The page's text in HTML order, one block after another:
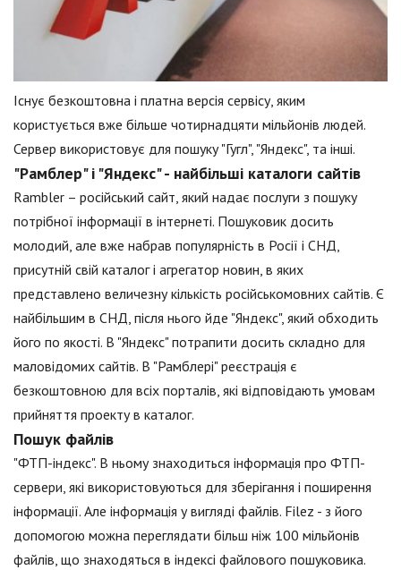
Існує безкоштовна і платна версія сервісу, яким
користується вже більше чотирнадцяти мільйонів людей.
Сервер використовує для пошуку "Гугл", "Яндекс", та інші.
"Рамблер" і "Яндекс" - найбільші каталоги сайтів
Rambler – російський сайт, який надає послуги з пошуку
потрібної інформації в інтернеті. Пошуковик досить
молодий, але вже набрав популярність в Росії і СНД,
присутній свій каталог і агрегатор новин, в яких
представлено величезну кількість російськомовних сайтів. Є
найбільшим в СНД, після нього йде "Яндекс", який обходить
його по якості. В "Яндекс" потрапити досить складно для
маловідомих сайтів. В "Рамблері" реєстрація є
безкоштовною для всіх порталів, які відповідають умовам
прийняття проекту в каталог.
Пошук файлів
"ФТП-індекс". В ньому знаходиться інформація про ФТП-
сервери, які використовуються для зберігання і поширення
інформації. Але інформація у вигляді файлів. Filez - з його
допомогою можна переглядати більш ніж 100 мільйонів
файлів, що знаходяться в індексі файлового пошуковика.